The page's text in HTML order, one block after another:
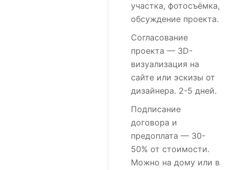
участка, фотосъёмка,
обсуждение проекта.
Согласование
проекта — 3D-
визуализация на
сайте или эскизы от
дизайнера. 2-5 дней.
Подписание
договора и
предоплата — 30-
50% от стоимости.
Можно на дому или в